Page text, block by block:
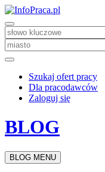
Szukaj ofert pracy
Dla pracodawców
Zaloguj się
BLOG
BLOG MENU